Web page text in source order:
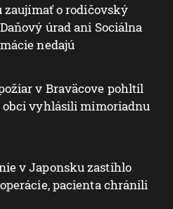
zaujímať o rodičovský
úrad ani Sociálna
nedajú
v Braväcove pohltil
vyhlásili mimoriadnu
v Japonsku zastihlo
pacienta chránili